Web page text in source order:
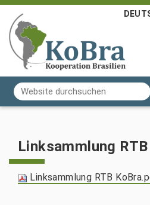
Website durchsuchen
Erweiterte Suche…
Linksammlung
Linksammlung RTB